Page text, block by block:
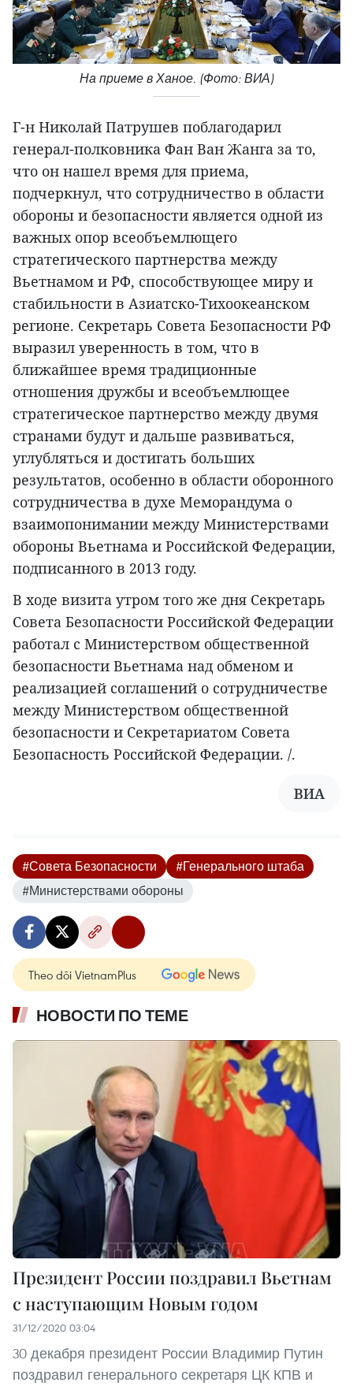
На приеме в Ханое. (Фото: ВИА)
Г-н Николай Патрушев поблагодарил
генерал-полковника Фан Ван Жанга за то,
что он нашел время для приема,
подчеркнул, что сотрудничество в области
обороны и безопасности является одной из
важных опор всеобъемлющего
стратегического партнерства между
Вьетнамом и РФ, способствующее миру и
стабильности в Азиатско-Тихоокеанском
регионе. Секретарь Совета Безопасности РФ
выразил уверенность в том, что в
ближайшее время традиционные
отношения дружбы и всеобъемлющее
стратегическое партнерство между двумя
странами будут и дальше развиваться,
углубляться и достигать больших
результатов, особенно в области оборонного
сотрудничества в духе Меморандума о
взаимопонимании между Министерствами
обороны Вьетнама и Российской Федерации,
подписанного в 2013 году.
В ходе визита утром того же дня Секретарь
Совета Безопасности Российской Федерации
работал с Министерством общественной
безопасности Вьетнама над обменом и
реализацией соглашений о сотрудничестве
между Министерством общественной
безопасности и Секретариатом Совета
Безопасность Российской Федерации. /.
ВИА
#Совета Безопасности
#Генерального штаба
#Министерствами обороны
Theo dõi VietnamPlus
НОВОСТИ ПО ТЕМЕ
Президент России поздравил Вьетнам
с наступающим Новым годом
31/12/2020 03:04
30 декабря президент России Владимир Путин
поздравил генерального секретаря ЦК КПВ и